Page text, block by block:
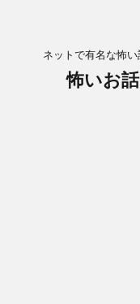
ネットで有名な怖
怖いお